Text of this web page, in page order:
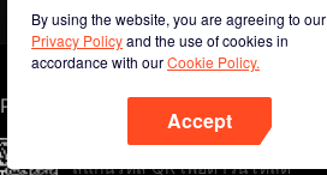
By using the website, you are agreeing to our
Privacy Policyand the use of cookies in
accordance with ourCookie Policy.
Accept
Phone
สแกนรหัส QR เพื่อดาวน์โหลด